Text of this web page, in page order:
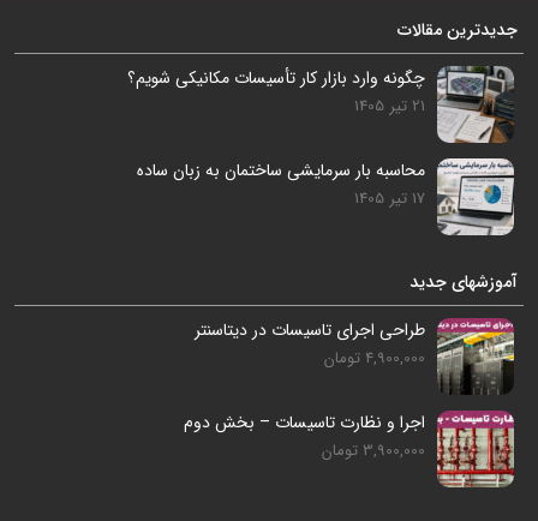
جدیدترین مقالات
چگونه وارد بازار کار تأسیسات مکانیکی شویم؟
21 تیر 1405
محاسبه بار سرمایشی ساختمان به زبان ساده
17 تیر 1405
آموزشهای جدید
طراحی اجرای تاسیسات در دیتاسنتر
4,900,000 تومان
اجرا و نظارت تاسیسات – بخش دوم
3,900,000 تومان